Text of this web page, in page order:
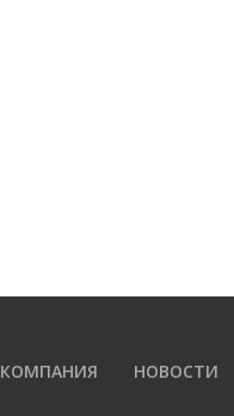
КОМПАНИЯ НОВОСТИ